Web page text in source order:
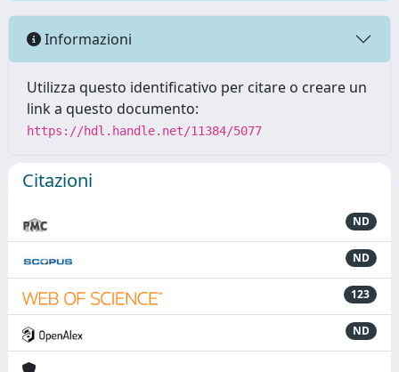
Informazioni
Utilizza questo identificativo per citare o creare un
link a questo documento:
https://hdl.handle.net/11384/5077
Citazioni
ND
ND
123
ND